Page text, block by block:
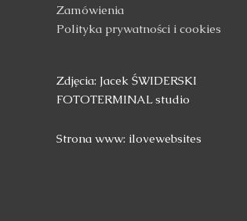
Zamówienia
Polityka prywatności i cookies
Zdjęcia: Jacek ŚWIDERSKI
FOTOTERMINAL studio
Strona www: ilovewebsites